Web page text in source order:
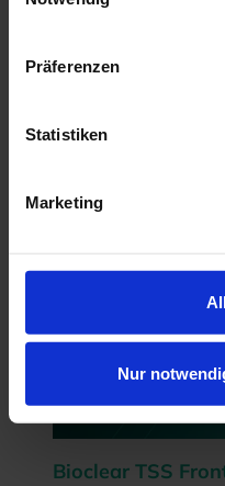
Präferenzen
Statistiken
Marketing
Nur
Ein Workflow. Drei
Bioclear TSS